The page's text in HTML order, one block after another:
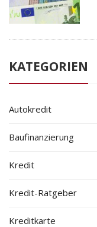
KATEGORIEN
Autokredit
Baufinanzierung
Kredit
Kredit-Ratgeber
Kreditkarte